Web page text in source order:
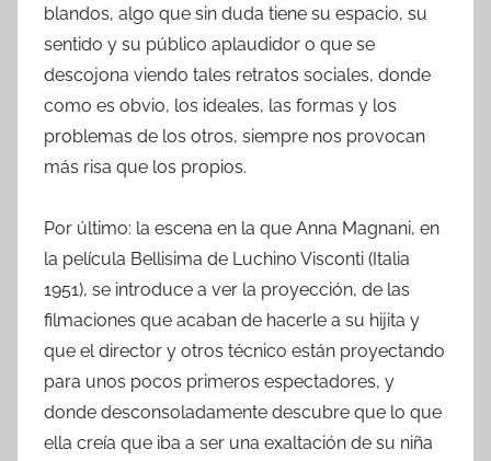
blandos, algo que sin duda tiene su espacio, su
sentido y su público aplaudidor o que se
descojona viendo tales retratos sociales, donde
como es obvio, los ideales, las formas y los
problemas de los otros, siempre nos provocan
más risa que los propios.
Por último: la escena en la que Anna Magnani, en
la película Bellisima de Luchino Visconti (Italia
1951), se introduce a ver la proyección, de las
filmaciones que acaban de hacerle a su hijita y
que el director y otros técnico están proyectando
para unos pocos primeros espectadores, y
donde desconsoladamente descubre que lo que
ella creía que iba a ser una exaltación de su niña